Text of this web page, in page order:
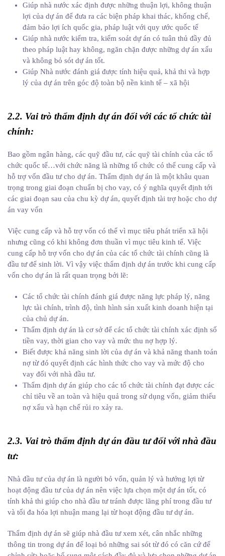
Giúp nhà nước xác định được những thuận lợi, không thuận
lợi của dự án để đưa ra các biện pháp khai thác, khống chế,
đảm bảo lợi ích quốc gia, pháp luật với quy ước quốc tế
Giúp nhà nước kiểm tra, kiểm soát dự án có tuân thủ đầy đủ
theo pháp luật hay không, ngăn chặn được những dự án xấu
và không bỏ sót dự án tốt.
Giúp Nhà nước đánh giá được tính hiệu quả, khả thi và hợp
lý của dự án trên góc độ toàn bộ nền kinh tế – xã hội
2.2. Vai trò thẩm định dự án đối với các tổ chức tài
chính:
Bao gồm ngân hàng, các quỹ đầu tư, các quỹ tài chính của các tổ
chức quốc tế…với chức năng là những tổ chức có thể cung cấp và
hỗ trợ vốn đầu tư cho dự án. Thẩm định dự án là một khâu quan
trọng trong giai đoạn chuẩn bị cho vay, có ý nghĩa quyết định tới
các giai đoạn sau của chu kỳ dự án, quyết định tài trợ hoặc cho dự
án vay vốn
Việc cung cấp và hỗ trợ vốn có thể vì mục tiêu phát triển xã hội
nhưng cũng có khi không đơn thuần vì mục tiêu kinh tế. Việc
cung cấp hỗ trợ vốn cho dự án của các tổ chức tài chính cũng là
đầu tư để sinh lời. Vì vậy việc thẩm định dự án trước khi cung cấp
vốn cho dự án là rất quan trọng bởi lẽ:
Các tổ chức tài chính đánh giá được năng lực pháp lý, năng
lực tài chính, trình độ, tình hình sản xuất kinh doanh hiện tại
của chủ dự án.
Thẩm định dự án là cơ sở để các tổ chức tài chính xác định số
tiền vay, thời gian cho vay và mức thu nợ hợp lý.
Biết được khả năng sinh lời của dự án và khả năng thanh toán
nợ từ đó quyết định các hình thức cho vay và mức độ cho
vay đối với nhà đầu tư.
Thẩm định dự án giúp cho các tổ chức tài chính đạt được các
chỉ tiêu về an toàn và hiệu quả trong sử dụng vốn, giảm thiểu
nợ xấu và hạn chế rủi ro xảy ra.
2.3. Vai trò thẩm định dự án đầu tư đối với nhà đầu
tư:
Nhà đầu tư của dự án là người bỏ vốn, quản lý và hưởng lợi từ
hoạt động đầu tư của dự án nên việc lựa chọn một dự án tốt, có
tính khả thi giúp cho nhà đầu tư tránh được lãng phí trong đầu tư
và tối đa hóa lợi nhuận mang lại từ hoạt động đầu tư dự án.
Thẩm định dự án sẽ giúp nhà đầu tư xem xét, cân nhắc những
thông tin trong dự án để loại bỏ những sai sót từ đó có căn cứ để